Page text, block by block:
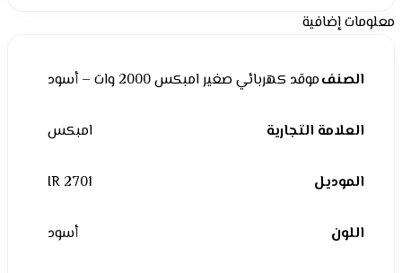
معلومات إضافية
الصنفموقد كهربائي صغير امبكس 2000 وات – أسود
العلامة التجارية امبكس
الموديل IR 2701
اللون أسود